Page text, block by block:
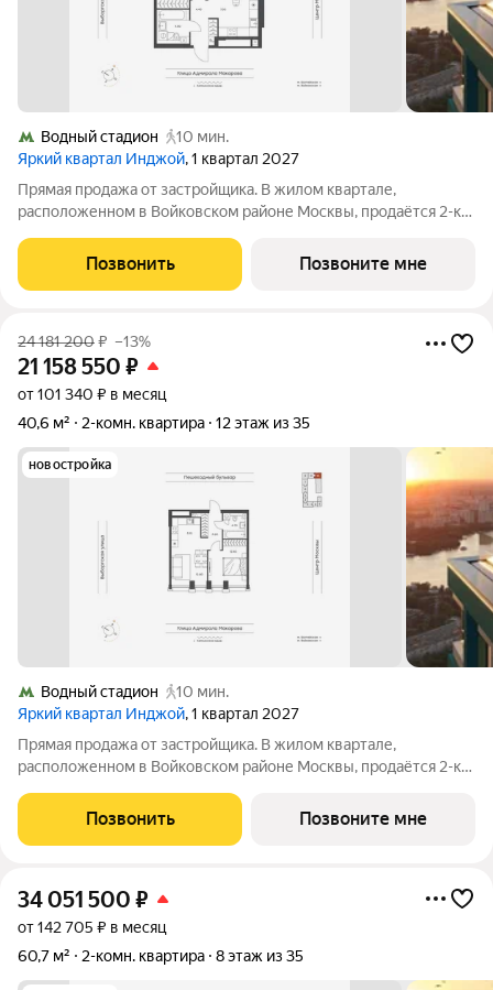
Водный стадион
10 мин.
Яркий квартал Инджой, 1 квартал 2027
Прямая продажа от застройщика. В жилом квартале,
расположенном в Войковском районе Москвы, продаётся 2-к
расположена на 28 этаже 35-этажного дома, корпус 1, в жилом
квартале бизнес-класса Инджой.
Позвонить Позвоните мне
24 181 200₽ –13%
21 158 550 ₽
от 101 340 ₽ в месяц
40,6 м²
2-комн. квартира 12 этаж из 35
новостройка
Водный стадион
10 мин.
Яркий квартал Инджой, 1 квартал 2027
Прямая продажа от застройщика. В жилом квартале,
расположенном в Войковском районе Москвы, продаётся 2-к
расположена на 12 этаже 32-этажного дома, корпус 1, в жилом
квартале бизнес-класса Инджой.
Позвонить Позвоните мне
34 051 500 ₽
от 142 705 ₽ в месяц
60,7 м²
2-комн. квартира 8 этаж из 35